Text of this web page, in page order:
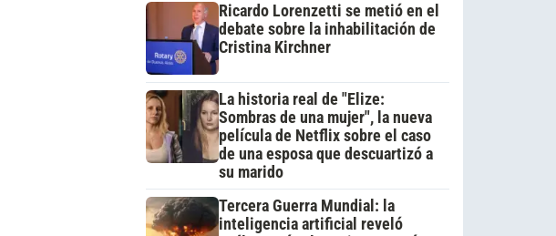
Ricardo Lorenzetti se metió en el
debate sobre la inhabilitación de
Cristina Kirchner
La historia real de "Elize:
Sombras de una mujer", la nueva
película de Netflix sobre el caso
de una esposa que descuartizó a
su marido
Tercera Guerra Mundial: la
inteligencia artificial reveló